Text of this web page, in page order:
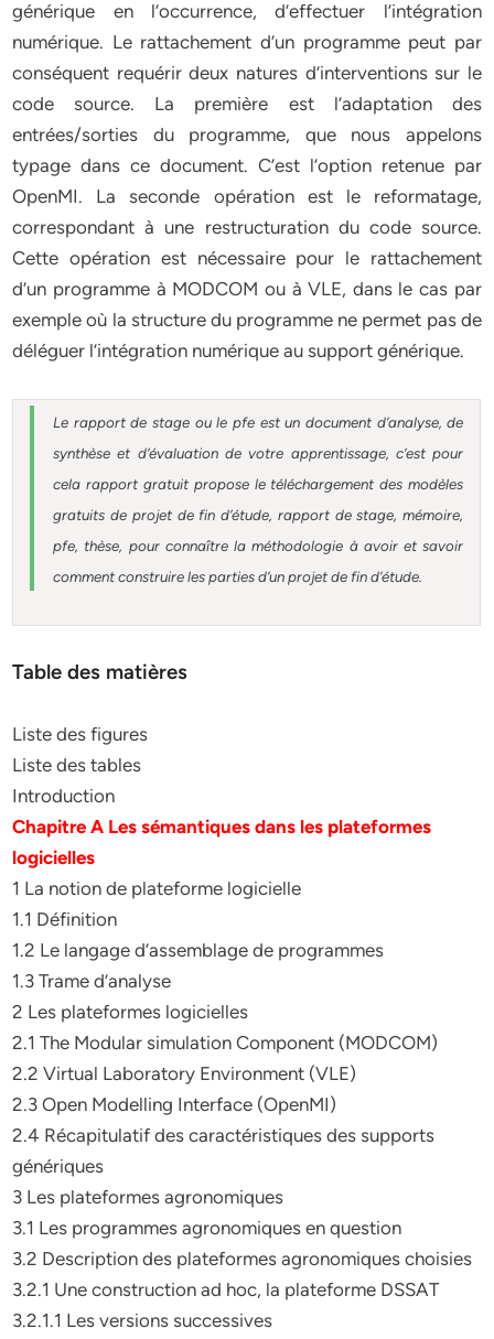
générique en l’occurrence, d’effectuer l’intégration
numérique. Le rattachement d’un programme peut par
conséquent requérir deux natures d’interventions sur le
code source. La première est l’adaptation des
entrées/sorties du programme, que nous appelons
typage dans ce document. C’est l’option retenue par
OpenMI. La seconde opération est le reformatage,
correspondant à une restructuration du code source.
Cette opération est nécessaire pour le rattachement
d’un programme à MODCOM ou à VLE, dans le cas par
exemple où la structure du programme ne permet pas de
déléguer l’intégration numérique au support générique.
Le rapport de stage ou le pfe est un document d’analyse, de
synthèse et d’évaluation de votre apprentissage, c’est pour
cela rapport gratuit propose le téléchargement des modèles
gratuits de projet de fin d’étude, rapport de stage, mémoire,
pfe, thèse, pour connaître la méthodologie à avoir et savoir
comment construire les parties d’un projet de fin d’étude
Table des matières
Liste des figures
Liste des tables
Introduction
Chapitre A Les sémantiques dans les plateformes
logicielles
1 La notion de plateforme logicielle
1.1 Définition
1.2 Le langage d’assemblage de programmes
1.3 Trame d’analyse
2 Les plateformes logicielles
2.1 The Modular simulation Component (MODCOM)
2.2 Virtual Laboratory Environment (VLE)
2.3 Open Modelling Interface (OpenMI)
2.4 Récapitulatif des caractéristiques des supports
génériques
3 Les plateformes agronomiques
3.1 Les programmes agronomiques en question
3.2 Description des plateformes agronomiques choisies
3.2.1 Une construction ad hoc, la plateforme DSSAT
3.2.1.1 Les versions successives